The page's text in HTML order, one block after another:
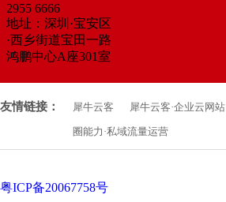
2955 6666
地址：深圳·宝安区
·西乡街道宝田一路
鸿鹏中心A座301室
友情链接： 犀牛云客 犀牛云客·企业云网站
圈能力·私域流量运营
粤ICP备20067758号